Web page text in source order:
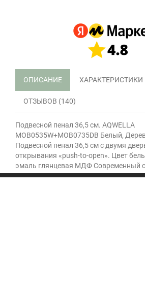
ОПИСАНИЕ ХАРАКТЕРИСТИКИ
ОТЗЫВОВ (140)
Подвесной пенал 36,5 см. AQWELLA
MOB0535W+MOB0735DB Белый,
Подвесной пенал 36,5 см с двумя
открывания «push-to-open». Цвет
эмаль глянцевая МДФ Современный